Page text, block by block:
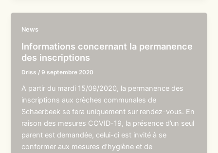
News
Informations concernant la permanence
des inscriptions
Driss / 9 septembre 2020
A partir du mardi 15/09/2020, la permanence des
inscriptions aux crèches communales de
Schaerbeek se fera uniquement sur rendez-vous. En
raison des mesures COVID-19, la présence d’un seul
parent est demandée, celui-ci est invité à se
conformer aux mesures d’hygiène et de